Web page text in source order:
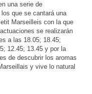
una serie de
los que se cantará una
Marseilleis con la que
se realizarán
a las 18.05; 18.45;
12.45; 13.45 y por la
de descubrir los aromas
y vive lo natural